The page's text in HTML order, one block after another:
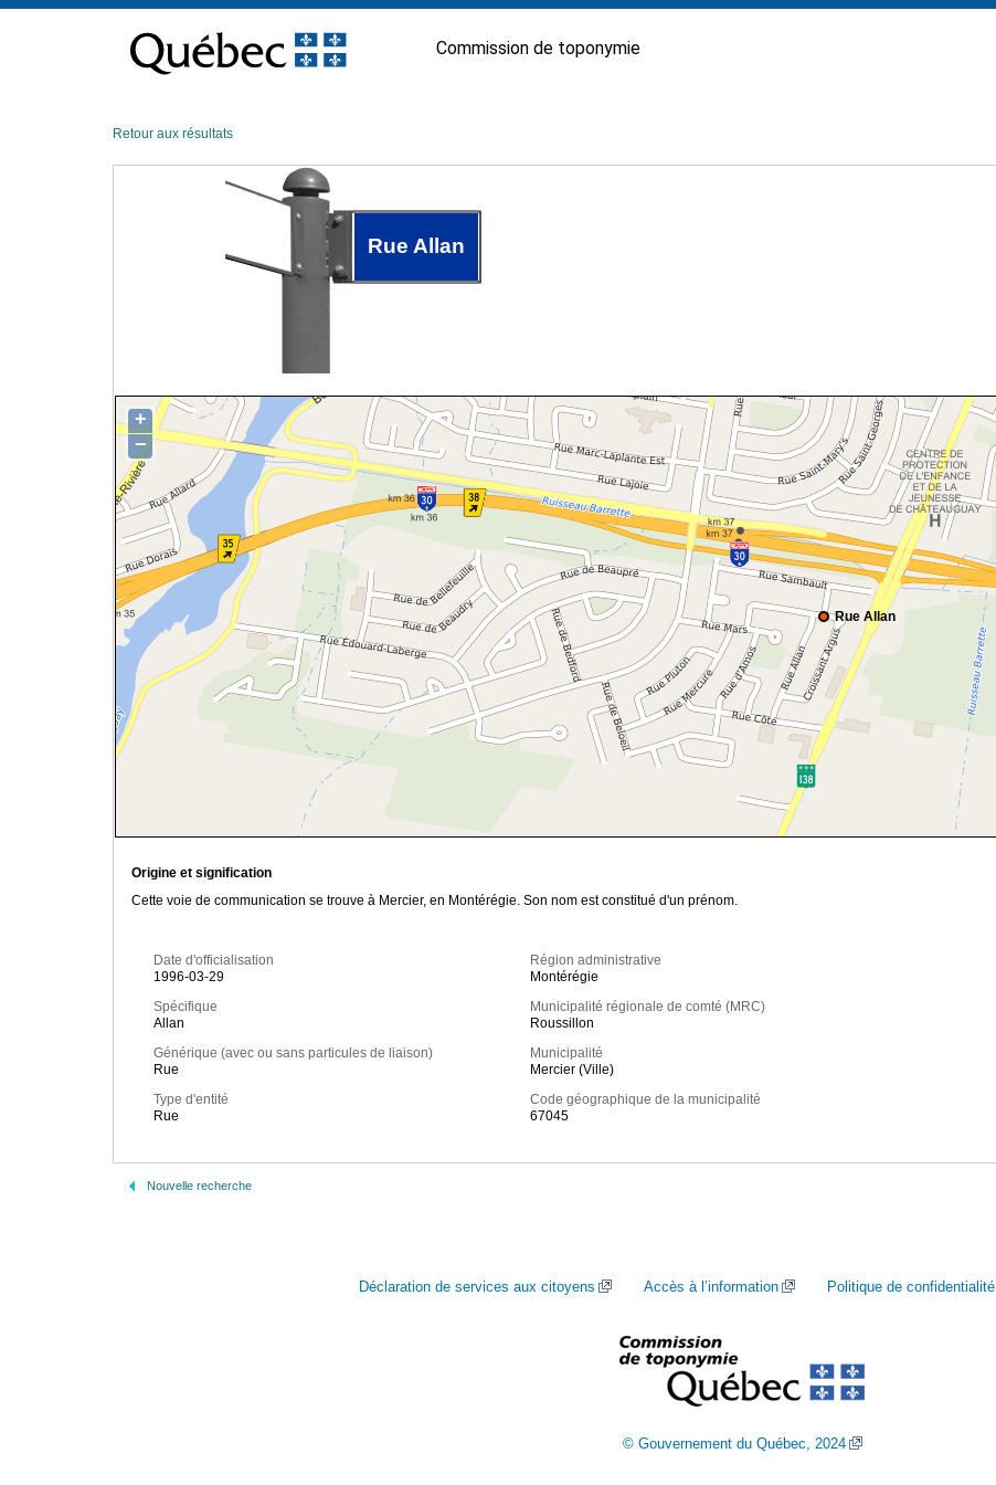
contenu
Commission de toponymie
Retour aux résultats
Rue Allan
Rue Allan
+
−
Origine et signification
Cette voie de communication se trouve à Mercier, en Montérégie. Son nom est constitué d'un prénom.
Date d'officialisation
1996-03-29
Spécifique
Allan
Générique (avec ou sans particules de liaison)
Rue
Type d'entité
Rue
Région administrative
Montérégie
Municipalité régionale de comté (MRC)
Roussillon
Municipalité
Mercier (Ville)
Code géographique de la municipalité
67045
Nouvelle recherche
Déclaration de services aux citoyens Accès à l’information Politique de confidentialité
© Gouvernement du Québec, 2024